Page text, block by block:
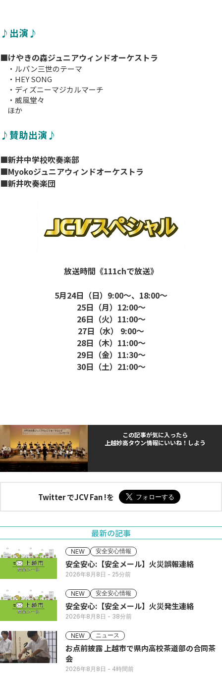
♪出演♪
■けやきの森ジュニアウィンドオーケストラ
・ルパン三世のテーマ
・HEY SONG
・ディズニーマジカルマーチ
・威風堂々
ほか
♪賛助出演♪
■新井中学校吹奏楽部
■Myokoジュニアウィンドオーケストラ
■新井吹奏楽団
放送時間《111chで放送》
5月24日（日）9:00～、18:00～
25日（月）12:00～
26日（火）11:00～
27日（水） 9:00～
28日（木）11:00～
29日（金）11:30～
30日（土）21:00～
この記事が気に入ったら
上越妙高タウン情報にいいね！しよう
Twitter でJCV Fan !を
最新の記事
NEW 安全安心情報
安全安心:【安全メール】火災誤報連絡
2026年8月8日 - 25分前
NEW 安全安心情報
安全安心:【安全メール】火災発生連絡
2026年8月8日 - 38分前
NEW ニュース
お点前披露 上越市で県内高校茶道部の合同茶
会
2026年8月8日 - 4時間前